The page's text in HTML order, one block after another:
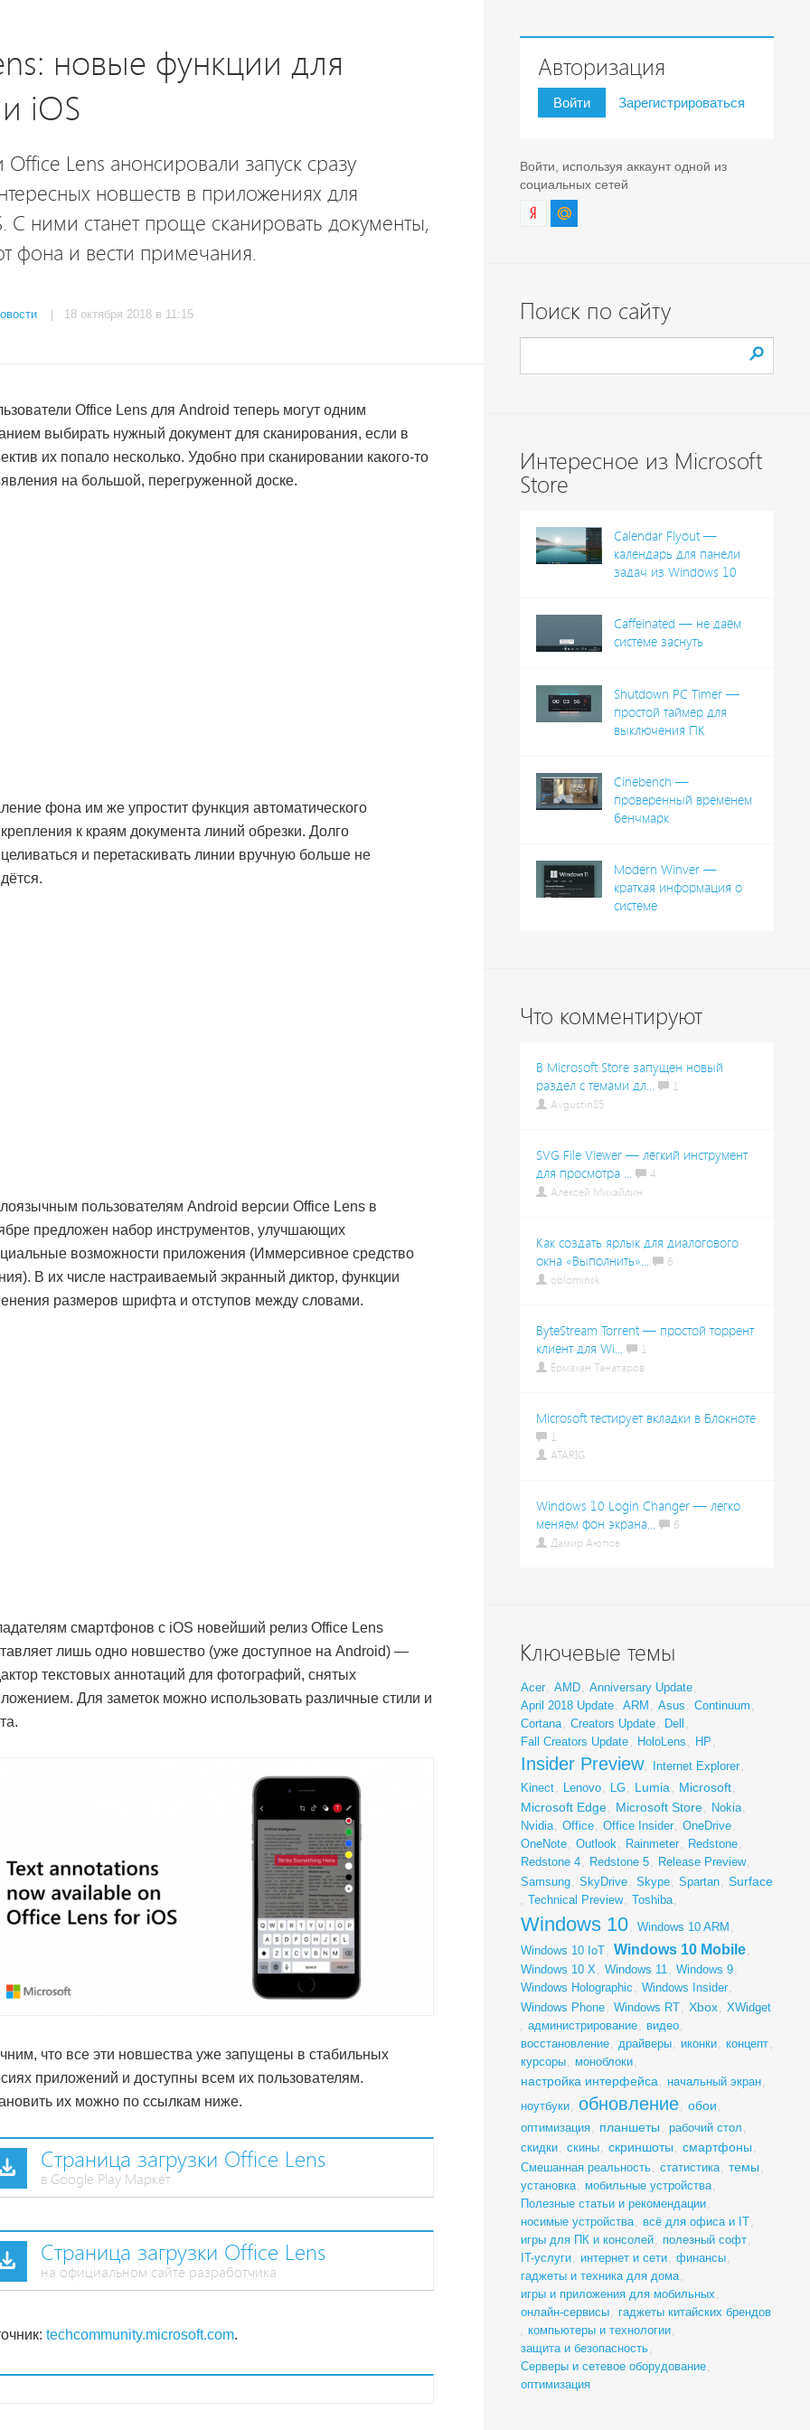
новые функции для
iOS
Office Lens анонсировали запуск сразу
новшеств в приложениях для
С ними станет проще сканировать документы,
фона и вести примечания.
| 18 октября 2018 в 11:15
Office Lens для Android теперь могут одним
выбирать нужный документ для сканирования, если в
их попало несколько. Удобно при сканировании какого-то
на большой, перегруженной доске.
фона им же упростит функция автоматического
к краям документа линий обрезки. Долго
и перетаскивать линии вручную больше не
пользователям Android версии Office Lens в
предложен набор инструментов, улучшающих
возможности приложения (Иммерсивное средство
В их числе настраиваемый экранный диктор, функции
размеров шрифта и отступов между словами.
смартфонов с iOS новейший релиз Office Lens
лишь одно новшество (уже доступное на Android) —
текстовых аннотаций для фотографий, снятых
Для заметок можно использовать различные стили и
что все эти новшества уже запущены в стабильных
приложений и доступны всем их пользователям.
их можно по ссылкам ниже.
Страница загрузки Office Lens
в Google Play Маркет
Страница загрузки Office Lens
на официальном сайте разработчика
techcommunity.microsoft.com.
Авторизация
Войти Зарегистрироваться
Войти, используя аккаунт одной из
социальных сетей
Поиск по сайту
Интересное из Microsoft
Store
Calendar Flyout —
календарь для панели
задач из Windows 10
Caffeinated — не даём
системе заснуть
Shutdown PC Timer —
простой таймер для
выключения ПК
Cinebench —
проверенный временем
бенчмарк
Modern Winver —
краткая информация о
системе
Что комментируют
В Microsoft Store запущен новый
раздел с темами дл...
1
Avgustin85
SVG File Viewer — лёгкий инструмент
для просмотра ...
4
Алексей Михайлин
Как создать ярлык для диалогового
окна «Выполнить»...
6
oblominsk
ByteStream Torrent — простой торрент
клиент для Wi...
1
Ермахан Танатаров
Microsoft тестирует вкладки в Блокноте
1
ATARIG
Windows 10 Login Changer — легко
меняем фон экрана...
6
Дамир Аюпов
Ключевые темы
Acer, AMD, Anniversary Update,
April 2018 Update, ARM , Asus , Continuum ,
Cortana, Creators Update, Dell ,
Fall Creators Update, HoloLens , HP ,
Insider Preview, Internet Explorer,
Kinect, Lenovo, LG, Lumia, Microsoft,
Microsoft Edge, Microsoft Store, Nokia,
Nvidia, Office, Office Insider, OneDrive,
OneNote, Outlook, Rainmeter, Redstone,
Redstone 4, Redstone 5, Release Preview,
Samsung, SkyDrive, Skype, Spartan, Surface
, Technical Preview, Toshiba,
Windows 10, Windows 10 ARM ,
Windows 10 IoT, Windows 10 Mobile,
Windows 10 X, Windows 11, Windows 9,
Windows Holographic , Windows Insider,
Windows Phone, Windows RT, Xbox, XWidget
, администрирование, видео,
восстановление, драйверы, иконки, концепт,
курсоры, моноблоки,
настройка интерфейса, начальный экран,
ноутбуки, обновление, обои ,
оптимизация, планшеты , рабочий стол ,
скидки, скины, скриншоты , смартфоны ,
Смешанная реальность, статистика, темы ,
установка, мобильные устройства,
Полезные статьи и рекомендации,
носимые устройства, всё для офиса и IT,
игры для ПК и консолей, полезный софт,
IT-услуги, интернет и сети, финансы,
гаджеты и техника для дома,
игры и приложения для мобильных ,
онлайн-сервисы, гаджеты китайских брендов
, компьютеры и технологии,
защита и безопасность,
Серверы и сетевое оборудование,
оптимизация